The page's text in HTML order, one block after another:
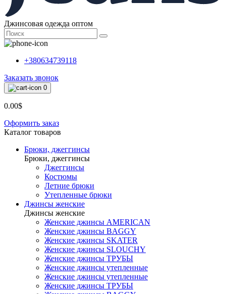
Джинсовая одежда оптом
+380634739118
Заказать звонок
0
0.00$
Оформить заказ
Каталог товаров
Брюки, джеггинсы
Брюки, джеггинсы
Джеггинсы
Костюмы
Летние брюки
Утепленные брюки
Джинсы женские
Джинсы женские
Женские джинсы AMERICAN
Женские джинсы BAGGY
Женские джинсы SKATER
Женские джинсы SLOUCHY
Женские джинсы ТРУБЫ
Женские джинсы утепленные
Женские джинсы утепленные
Женские джинсы ТРУБЫ